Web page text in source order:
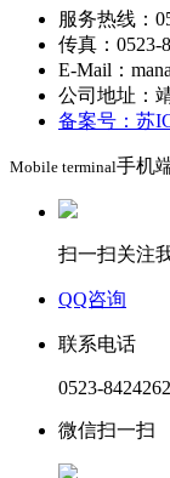
服务热线：
传真：0523-
E-Mail：
公司地址：
备案号：苏
Mobile terminal手机
扫一扫关注
QQ咨询
联系电话
0523-
微信扫一扫